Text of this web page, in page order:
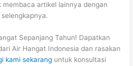
artikel lainnya dengan
Sepanjang Tahun! Dapatkan
Air Hangat Indonesia dan rasakan
kami sekarang untuk konsultasi